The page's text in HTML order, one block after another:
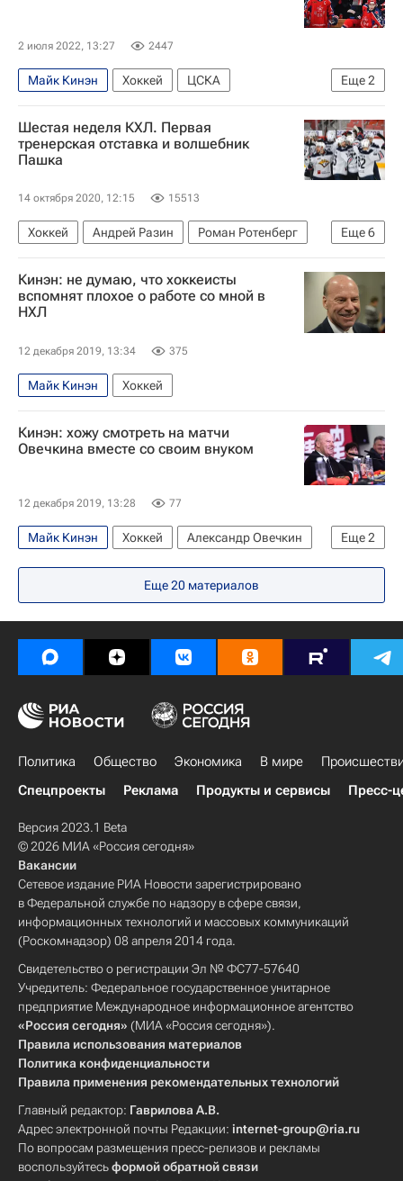
2 июля 2022, 13:27 2447
Еще2
Майк Кинэн Хоккей
ЦСКА
Регулярный чемпионат КХЛ
Трансферы
Шестая неделя КХЛ. Первая
тренерская отставка и волшебник
Пашка
14 октября 2020, 12:15 15513
Еще6
Хоккей Андрей Разин
Роман Ротенберг
Билл Питерс
Материалы РИА Спорт
КХЛ 2025-2026
ХК Сочи
ХК Динамо (Москва)
Металлург (Магнитогорск)
Кинэн: не думаю, что хоккеисты
вспомнят плохое о работе со мной в
НХЛ
12 декабря 2019, 13:34 375
Майк Кинэн Хоккей
Кинэн: хожу смотреть на матчи
Овечкина вместе со своим внуком
12 декабря 2019, 13:28 77
Еще2
Майк Кинэн Хоккей
Александр Овечкин
Национальная хоккейная лига (НХЛ)
Вашингтон Кэпиталз
Еще20 материалов
Политика Общество Экономика В мире
Спецпроекты
Реклама Продукты и сервисы Пресс-
Версия 2023.1 Beta
© 2026 МИА «Россия сегодня»
Вакансии
Сетевое издание РИА Новости зарегистрировано
в Федеральной службе по надзору в сфере связи,
информационных технологий и массовых коммуникаций
(Роскомнадзор) 08 апреля 2014 года.
Свидетельство о регистрации Эл № ФС77-57640
Учредитель: Федеральное государственное унитарное
предприятие Международное информационное агентство
«Россия сегодня» (МИА «Россия сегодня»).
Правила использования материалов
Политика конфиденциальности
Правила применения рекомендательных технологий
Главный редактор: Гаврилова А.В.
Адрес электронной почты Редакции: internet-group@ria.ru
По вопросам размещения пресс-релизов и рекламы
воспользуйтесьформой обратной связи